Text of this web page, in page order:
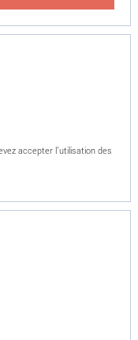
accepter l'utilisation des